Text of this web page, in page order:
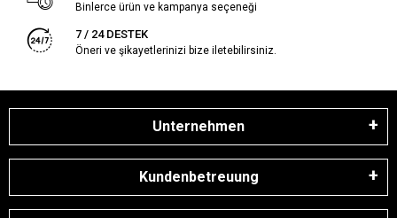
Binlerce ürün ve kampanya seçeneği
7 / 24 DESTEK
Öneri ve şikayetlerinizi bize iletebilirsiniz.
Unternehmen
Kundenbetreuung